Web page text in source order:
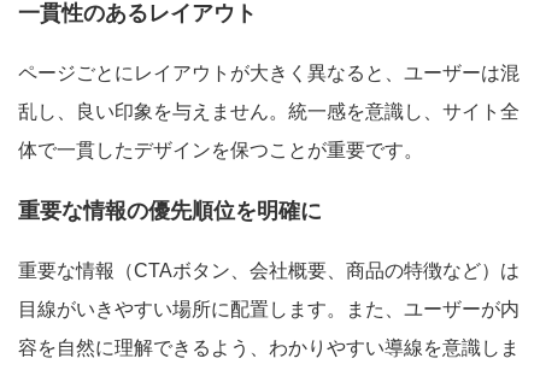
一貫性のあるレイアウト
ページごとにレイアウトが大きく異なると、ユーザーは混
乱し、良い印象を与えません。統一感を意識し、サイト全
体で一貫したデザインを保つことが重要です。
重要な情報の優先順位を明確に
重要な情報（CTAボタン、会社概要、商品の特徴など）は
目線がいきやすい場所に配置します。また、ユーザーが内
容を自然に理解できるよう、わかりやすい導線を意識しま